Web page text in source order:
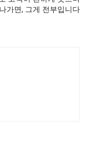
나가면, 그게 전부입니다